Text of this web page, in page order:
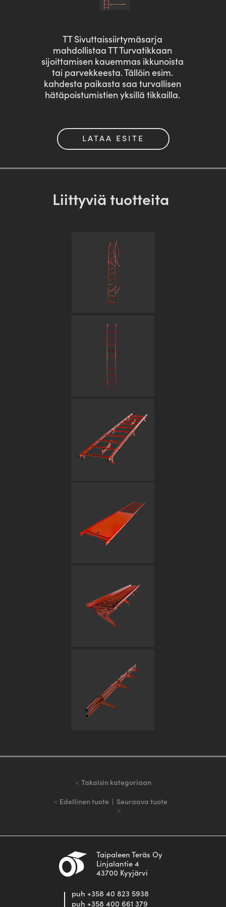
TT Sivuttaissiirtymäsarja
mahdollistaa TT Turvatikkaan
sijoittamisen kauemmas ikkunoista
tai parvekkeesta. Tällöin esim.
kahdesta paikasta saa turvallisen
hätäpoistumistien yksillä tikkailla.
LATAA ESITE
Liittyviä tuotteita
< Takaisin kategoriaan
< Edellinen tuote | Seuraava tuote
>
Taipaleen Teräs Oy
Linjalantie 4
43700 Kyyjärvi
puh +358 40 823 5938
puh +358 400 661 379